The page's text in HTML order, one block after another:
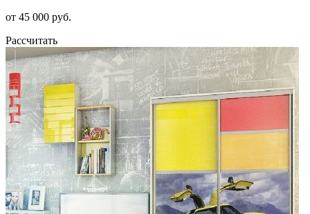
от 45 000 руб.
Рассчитать